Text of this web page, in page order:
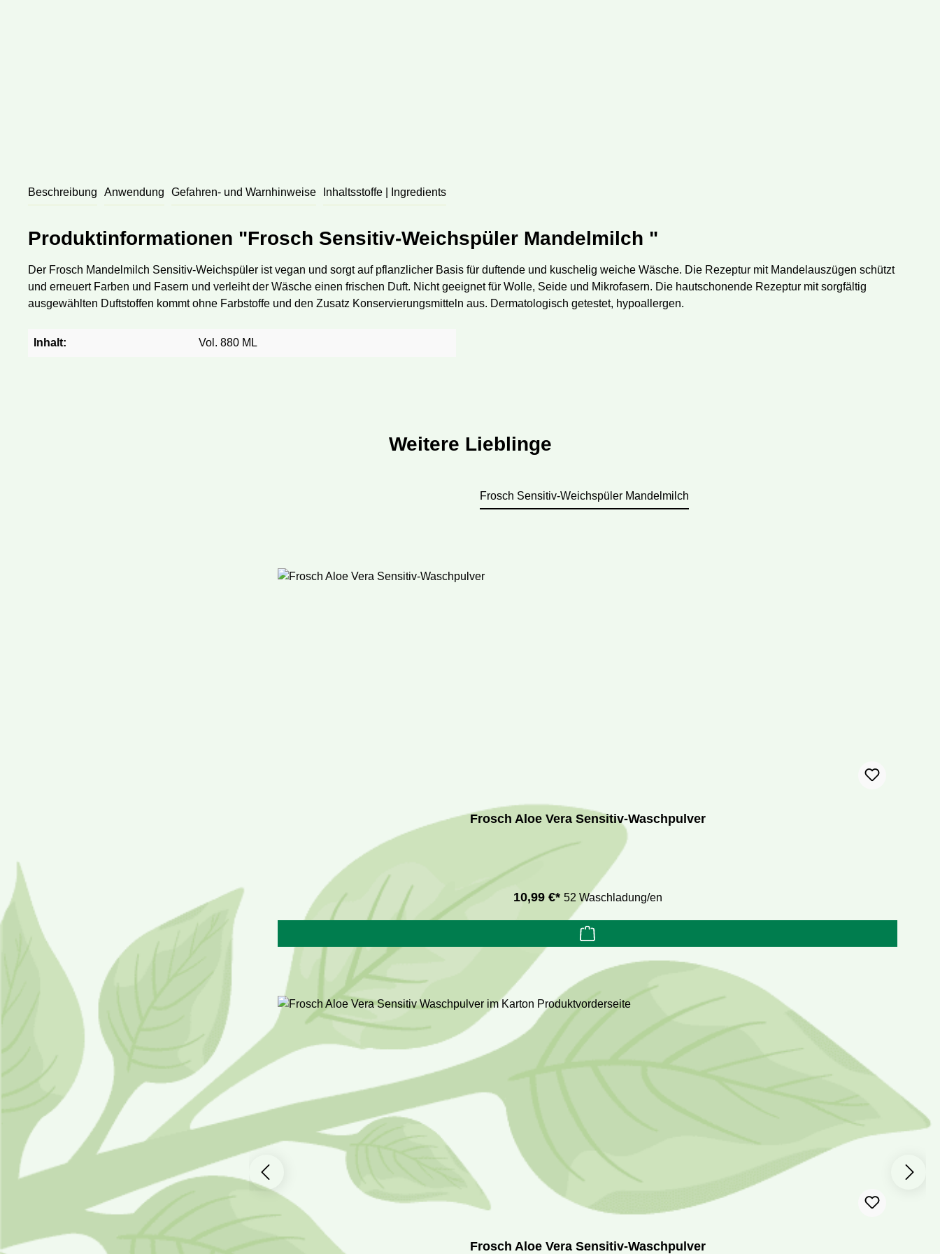
Beschreibung Anwendung Gefahren- und Warnhinweise Inhaltsstoffe | Ingredients
Produktinformationen "Frosch Sensitiv-Weichspüler Mandelmilch "
Der Frosch Mandelmilch Sensitiv-Weichspüler ist vegan und sorgt auf pflanzlicher Basis für duftende und kuschelig weiche Wäsche. Die Rezeptur mit Mandelauszügen schützt
und erneuert Farben und Fasern und verleiht der Wäsche einen frischen Duft. Nicht geeignet für Wolle, Seide und Mikrofasern. Die hautschonende Rezeptur mit sorgfältig
ausgewählten Duftstoffen kommt ohne Farbstoffe und den Zusatz Konservierungsmitteln aus. Dermatologisch getestet, hypoallergen.
Inhalt: Vol. 880 ML
Weitere Lieblinge
Frosch Sensitiv-Weichspüler Mandelmilch
Frosch Aloe Vera Sensitiv-Waschpulver
10,99 €* 52 Waschladung/en
Frosch Aloe Vera Sensitiv-Waschpulver